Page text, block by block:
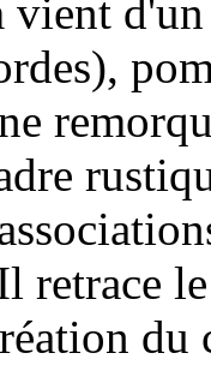
retrace
du